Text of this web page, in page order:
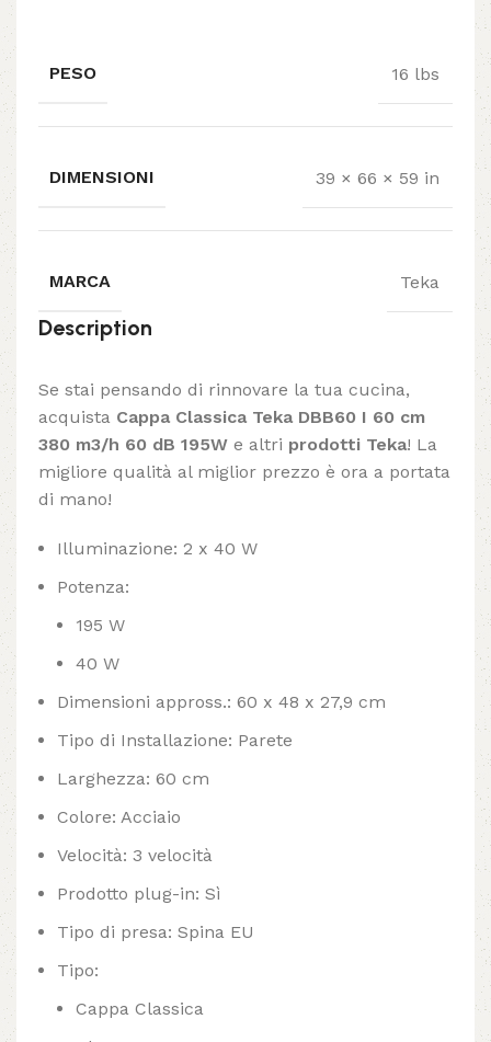
PESO 16 lbs
DIMENSIONI 39 × 66 × 59 in
MARCA Teka
Description
Se stai pensando di rinnovare la tua cucina,
acquista Cappa Classica Teka DBB60 I 60 cm
380 m3/h 60 dB 195W e altri prodotti Teka! La
migliore qualità al miglior prezzo è ora a portata
di mano!
Illuminazione: 2 x 40 W
Potenza:
195 W
40 W
Dimensioni appross.: 60 x 48 x 27,9 cm
Tipo di Installazione: Parete
Larghezza: 60 cm
Colore: Acciaio
Velocità: 3 velocità
Prodotto plug-in: Sì
Tipo di presa: Spina EU
Tipo:
Cappa Classica